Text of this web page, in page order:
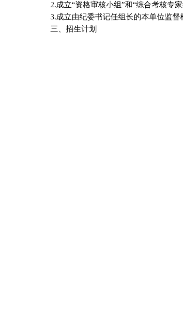
2.成立“资格审核小组”和“综合考核专
3.成立由纪委书记任组长的本单位监
三、招生计划